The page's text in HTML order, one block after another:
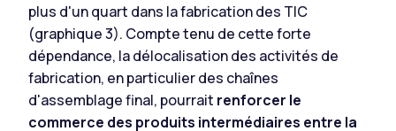
plus d'un quart dans la fabrication des TIC
(graphique 3). Compte tenu de cette forte
dépendance, la délocalisation des activités de
fabrication, en particulier des chaînes
d'assemblage final, pourrait renforcer le
commerce des produits intermédiaires entre la